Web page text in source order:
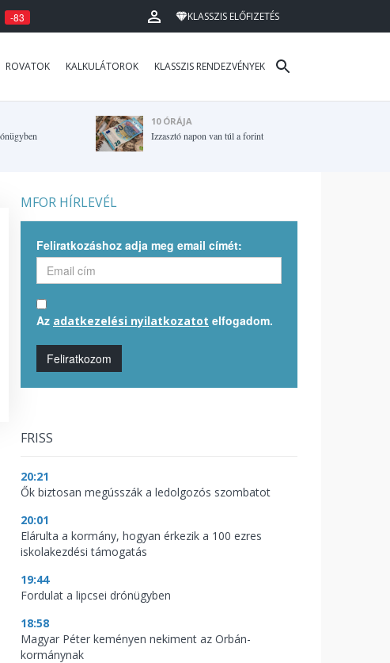
-83 KLASSZIS ELŐFIZETÉS
ROVATOK KALKULÁTOROK KLASSZIS RENDEZVÉNYEK
10 ÓRÁJA
Izzasztó napon van túl a forint
MFOR HÍRLEVÉL
Feliratkozáshoz adja meg email címét:
Az adatkezelési nyilatkozatot elfogadom.
Feliratkozom
FRISS
20:21
Ők biztosan megússzák a ledolgozós szombatot
20:01
Elárulta a kormány, hogyan érkezik a 100 ezres
iskolakezdési támogatás
19:44
Fordulat a lipcsei drónügyben
18:58
Magyar Péter keményen nekiment az Orbán-
kormánynak